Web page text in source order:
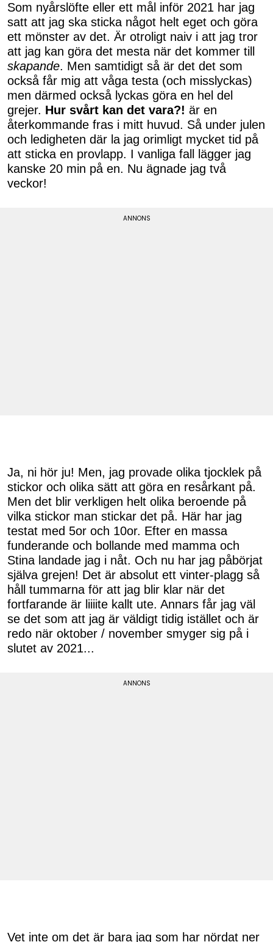
Som nyårslöfte eller ett mål inför 2021 har jag
satt att jag ska sticka något helt eget och göra
ett mönster av det. Är otroligt naiv i att jag tror
att jag kan göra det mesta när det kommer till
skapande. Men samtidigt så är det det som
också får mig att våga testa (och misslyckas)
men därmed också lyckas göra en hel del
grejer. Hur svårt kan det vara?! är en
återkommande fras i mitt huvud. Så under julen
och ledigheten där la jag orimligt mycket tid på
att sticka en provlapp. I vanliga fall lägger jag
kanske 20 min på en. Nu ägnade jag två
veckor!
Ja, ni hör ju! Men, jag provade olika tjocklek på
stickor och olika sätt att göra en resårkant på.
Men det blir verkligen helt olika beroende på
vilka stickor man stickar det på. Här har jag
testat med 5or och 10or. Efter en massa
funderande och bollande med mamma och
Stina landade jag i nåt. Och nu har jag påbörjat
själva grejen! Det är absolut ett vinter-plagg så
håll tummarna för att jag blir klar när det
fortfarande är liiiite kallt ute. Annars får jag väl
se det som att jag är väldigt tidig istället och är
redo när oktober / november smyger sig på i
slutet av 2021...
Vet inte om det är bara jag som har nördat ner